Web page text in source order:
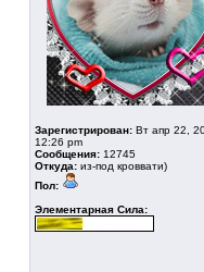
Зарегистрирован: Вт апр 22,
12:26 pm
Сообщения: 12745
Откуда: из-под кроввати)
Пол:
Элементарная Сила: